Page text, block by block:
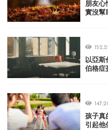
朋友心
實沒幫
以亞斯
伯格症
孩子真
引起他